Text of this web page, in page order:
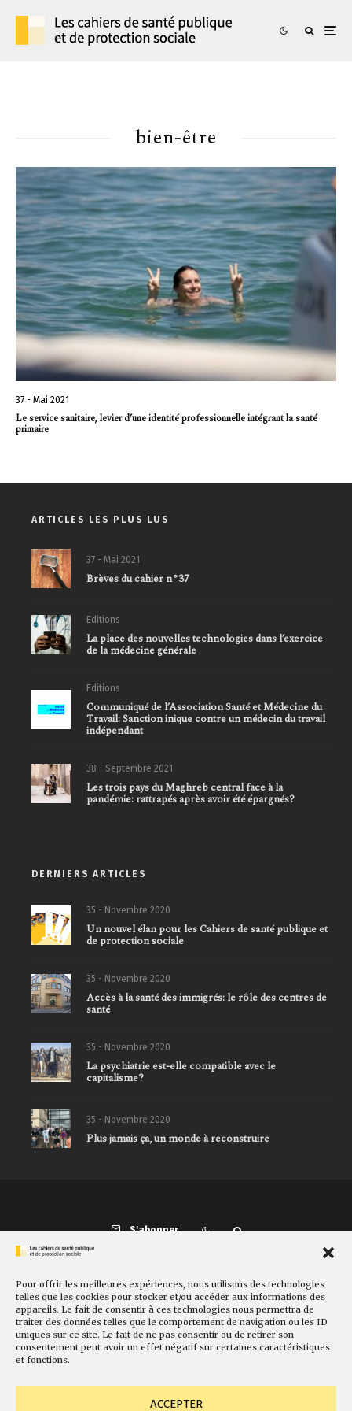
Pour offrir les meilleures expériences, nous utilisons des technologies
telles que les cookies pour stocker et/ou accéder aux informations des
appareils. Le fait de consentir à ces technologies nous permettra de
traiter des données telles que le comportement de navigation ou les ID
uniques sur ce site. Le fait de ne pas consentir ou de retirer son
consentement peut avoir un effet négatif sur certaines caractéristiques
et fonctions.
ACCEPTER
bien-être
37 - Mai 2021
Le service sanitaire, levier d’une identité professionnelle intégrant la santé
primaire
ARTICLES LES PLUS LUS
37 - Mai 2021
Brèves du cahier n°37
Editions
La place des nouvelles technologies dans l’exercice
de la médecine générale
Editions
Communiqué de l’Association Santé et Médecine du
Travail: Sanction inique contre un médecin du travail
indépendant
38 - Septembre 2021
Les trois pays du Maghreb central face à la
pandémie: rattrapés après avoir été épargnés?
DERNIERS ARTICLES
35 - Novembre 2020
Un nouvel élan pour les Cahiers de santé publique et
de protection sociale
35 - Novembre 2020
Accès à la santé des immigrés: le rôle des centres de
santé
35 - Novembre 2020
La psychiatrie est-elle compatible avec le
capitalisme?
35 - Novembre 2020
Plus jamais ça, un monde à reconstruire
S'abonner
Présentation Comité de rédaction Sites amis Contact
Newsletter Politique de cookies Faire un don